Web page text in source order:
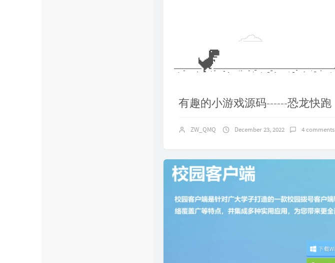
有趣的小游戏源码------恐龙快跑
ZW_QMQ December 23, 2022 4 comments